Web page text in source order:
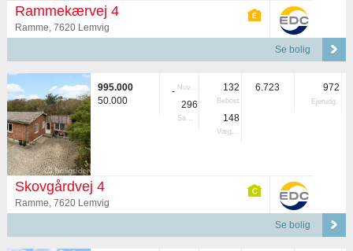
Rammekærvej 4
Ramme, 7620 Lemvig
Se bolig
995.000
50.000
- Nuvær.
296
Samlet
132
Beboet
148
Vægtet
6.723 972
Ejerudg.
Skovgårdvej 4
Ramme, 7620 Lemvig
Se bolig